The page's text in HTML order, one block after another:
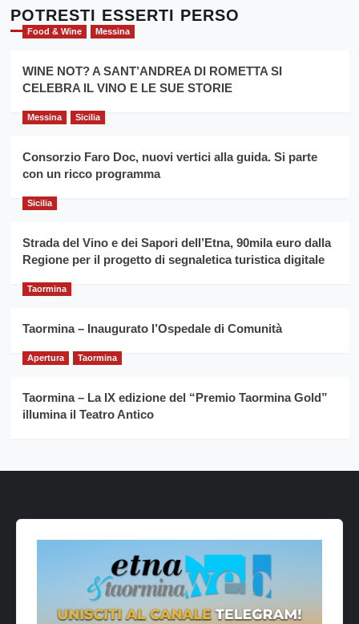
l’
evento
per
la
filiera
grano
Cronoscalata
Giarre
Montesalice
per
il
anno
Franco
Caruso
POTRESTI ESSERTI PERSO
Food & Wine Messina
WINE NOT? A SANT’ANDREA DI ROMETTA SI
CELEBRA IL VINO E LE SUE STORIE
Messina Sicilia
Consorzio Faro Doc, nuovi vertici alla guida. Si parte
con un ricco programma
Sicilia
Strada del Vino e dei Sapori dell’Etna, 90mila euro dalla
Regione per il progetto di segnaletica turistica digitale
Taormina
Taormina – Inaugurato l’Ospedale di Comunità
Apertura Taormina
Taormina – La IX edizione del “Premio Taormina Gold”
illumina il Teatro Antico